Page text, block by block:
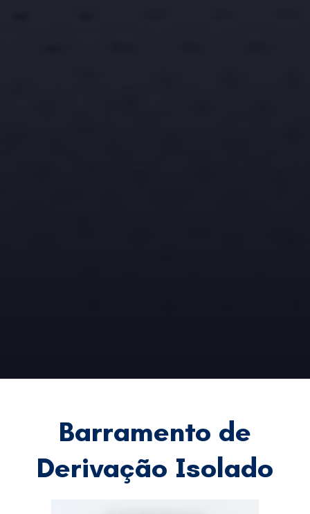
Barramento de
Derivação Isolado